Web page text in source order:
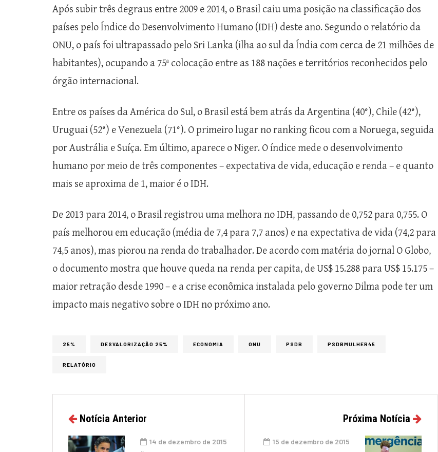
Após subir três degraus entre 2009 e 2014, o Brasil caiu uma posição na classificação dos
países pelo Índice do Desenvolvimento Humano (IDH) deste ano. Segundo o relatório da
ONU, o país foi ultrapassado pelo Sri Lanka (ilha ao sul da Índia com cerca de 21 milhões de
habitantes), ocupando a 75ª colocação entre as 188 nações e territórios reconhecidos pelo
órgão internacional.
Entre os países da América do Sul, o Brasil está bem atrás da Argentina (40°), Chile (42°),
Uruguai (52°) e Venezuela (71°). O primeiro lugar no ranking ficou com a Noruega, seguida
por Austrália e Suíça. Em último, aparece o Niger. O índice mede o desenvolvimento
humano por meio de três componentes – expectativa de vida, educação e renda – e quanto
mais se aproxima de 1, maior é o IDH.
De 2013 para 2014, o Brasil registrou uma melhora no IDH, passando de 0,752 para 0,755. O
país melhorou em educação (média de 7,4 para 7,7 anos) e na expectativa de vida (74,2 para
74,5 anos), mas piorou na renda do trabalhador. De acordo com matéria do jornal O Globo,
o documento mostra que houve queda na renda per capita, de US$ 15.288 para US$ 15.175 –
maior retração desde 1990 – e a crise econômica instalada pelo governo Dilma pode ter um
impacto mais negativo sobre o IDH no próximo ano.
25% DESVALORIZAÇÃO 25% ECONOMIA ONU PSDB PSDBMULHER45
RELATÓRIO
Notícia Anterior
14 de dezembro de 2015
Próxima Notícia
15 de dezembro de 2015